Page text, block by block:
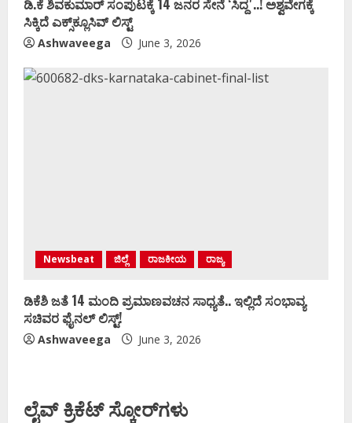
ಸಿಕ್ಕಿದೆ ಎಕ್ಸ್‌ಕ್ಲೂಸಿವ್‌ ಲಿಸ್ಟ್‌
Ashwaveega June 3, 2026
Newsbeat ಜಿಲ್ಲೆ ರಾಜಕೀಯ ರಾಜ್ಯ
ಡಿಕೆಶಿ ಜತೆ 14 ಮಂದಿ ಪ್ರಮಾಣವಚನ ಸಾಧ್ಯತೆ.. ಇಲ್ಲಿದೆ ಸಂಭಾವ್ಯ
ಸಚಿವರ ಫೈನಲ್ ಲಿಸ್ಟ್‌!
Ashwaveega June 3, 2026
ಲೈವ್ ಕ್ರಿಕೆಟ್ ಸ್ಕೋರ್‌ಗಳು